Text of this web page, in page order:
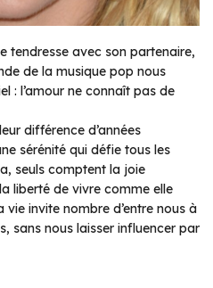
tendresse avec son partenaire,
de la musique pop nous
: l’amour ne connaît pas de
différence d’années
sérénité qui défie tous les
seuls comptent la joie
liberté de vivre comme elle
vie invite nombre d’entre nous à
sans nous laisser influencer par